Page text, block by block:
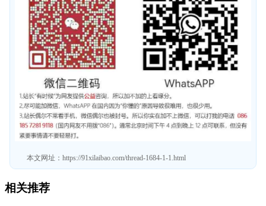
本文网址： https://91xilaibao.com/thread-1684-1-1.html
相关推荐